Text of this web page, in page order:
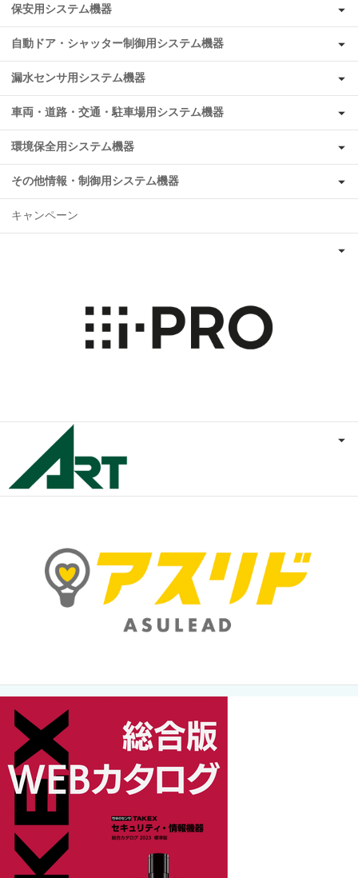
保安用システム機器
自動ドア・シャッター制御用システム機器
漏水センサ用システム機器
車両・道路・交通・駐車場用システム機器
環境保全用システム機器
その他情報・制御用システム機器
キャンペーン